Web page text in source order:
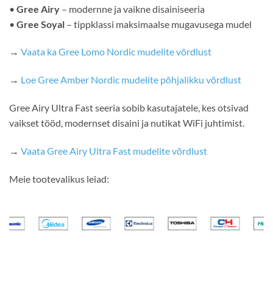
• Gree Airy – modernne ja vaikne disainiseeria
• Gree Soyal – tippklassi maksimaalse mugavusega mudel
→ Vaata ka Gree Lomo Nordic mudelite võrdlust
→ Loe Gree Amber Nordic mudelite põhjalikku võrdlust
Gree Airy Ultra Fast seeria sobib kasutajatele, kes otsivad
vaikset tööd, modernset disaini ja nutikat WiFi juhtimist.
→ Vaata Gree Airy Ultra Fast mudelite võrdlust
Meie tootevalikus leiad: